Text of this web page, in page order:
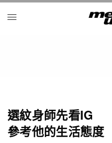
選紋身師先看IG
參考他的生活態度